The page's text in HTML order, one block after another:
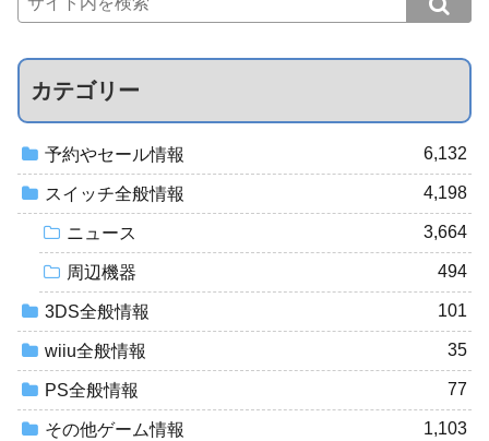
カテゴリー
予約やセール情報 6,132
スイッチ全般情報 4,198
ニュース 3,664
周辺機器 494
3DS全般情報 101
wiiu全般情報 35
PS全般情報 77
その他ゲーム情報 1,103